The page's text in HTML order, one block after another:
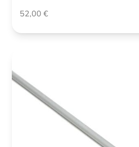
52,00 €